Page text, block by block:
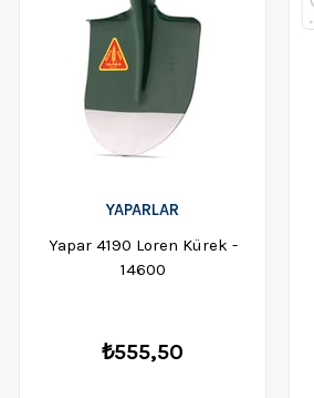
YAPARLAR
Yapar 4190 Loren Kürek -
14600
₺555,50